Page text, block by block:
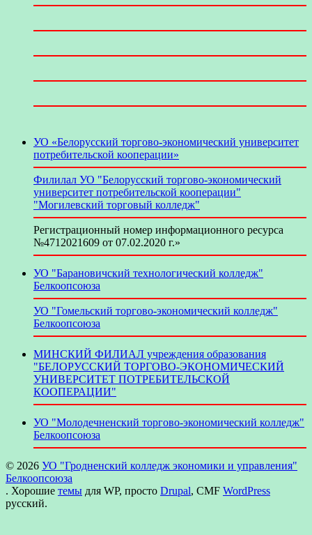
УО «Белорусский торгово-экономический университет
потребительской кооперации»
Филилал УО "Белорусский торгово-экономический
университет потребительской кооперации"
"Могилевский торговый колледж"
Регистрационный номер информационного ресурса
№4712021609 от 07.02.2020 г.»
УО "Барановичский технологический колледж"
Белкоопсоюза
УО "Гомельский торгово-экономический колледж"
Белкоопсоюза
МИНСКИЙ ФИЛИАЛ учреждения образования
"БЕЛОРУССКИЙ ТОРГОВО-ЭКОНОМИЧЕСКИЙ
УНИВЕРСИТЕТ ПОТРЕБИТЕЛЬСКОЙ
КООПЕРАЦИИ"
УО "Молодечненский торгово-экономический колледж"
Белкоопсоюза
© 2026 УО "Гродненский колледж экономики и управления"
Белкоопсоюза
. Хорошие темы для WP, просто Drupal, CMF WordPress
русский.